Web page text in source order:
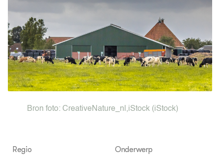
Agenda
OVER
Over dit portaal
Bron foto: CreativeNature_nl ,iStock(iStock)
Regio Onderwerp